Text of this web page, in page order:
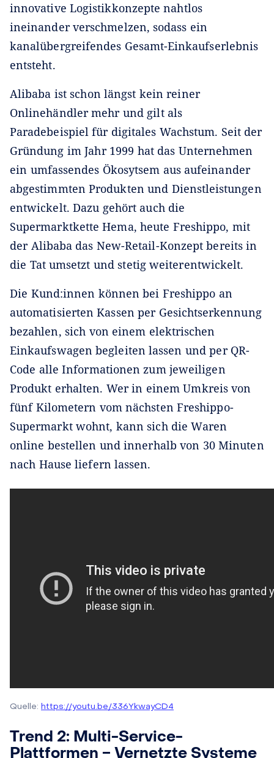
innovative Logistikkonzepte nahtlos
ineinander verschmelzen, sodass ein
kanalübergreifendes Gesamt-Einkaufserlebnis
entsteht.
Alibaba ist schon längst kein reiner
Onlinehändler mehr und gilt als
Paradebeispiel für digitales Wachstum. Seit der
Gründung im Jahr 1999 hat das Unternehmen
ein umfassendes Ökosytsem aus aufeinander
abgestimmten Produkten und Dienstleistungen
entwickelt. Dazu gehört auch die
Supermarktkette Hema, heute Freshippo, mit
der Alibaba das New-Retail-Konzept bereits in
die Tat umsetzt und stetig weiterentwickelt.
Die Kund:innen können bei Freshippo an
automatisierten Kassen per Gesichtserkennung
bezahlen, sich von einem elektrischen
Einkaufswagen begleiten lassen und per QR-
Code alle Informationen zum jeweiligen
Produkt erhalten. Wer in einem Umkreis von
fünf Kilometern vom nächsten Freshippo-
Supermarkt wohnt, kann sich die Waren
online bestellen und innerhalb von 30 Minuten
nach Hause liefern lassen.
Quelle: https://youtu.be/336YkwayCD4
Trend 2: Multi-Service-
Plattformen ‒ Vernetzte Systeme